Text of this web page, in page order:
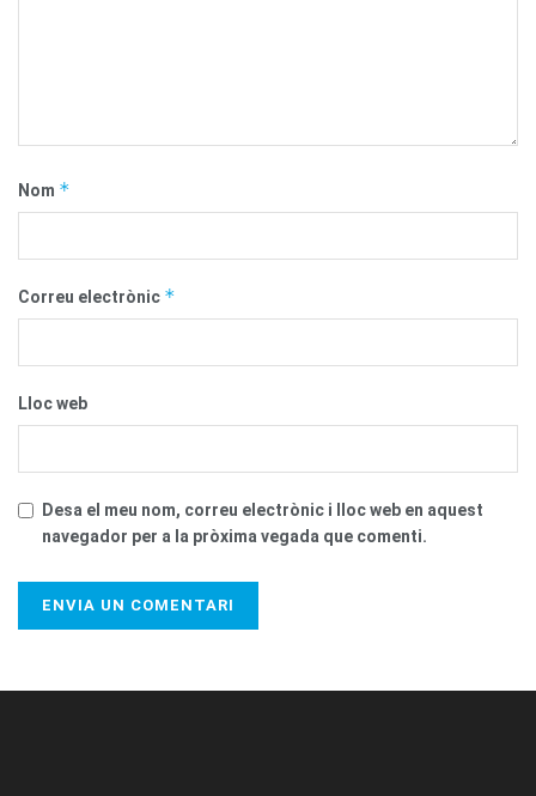
Nom *
Correu electrònic *
Lloc web
Desa el meu nom, correu electrònic i lloc web en aquest
navegador per a la pròxima vegada que comenti.